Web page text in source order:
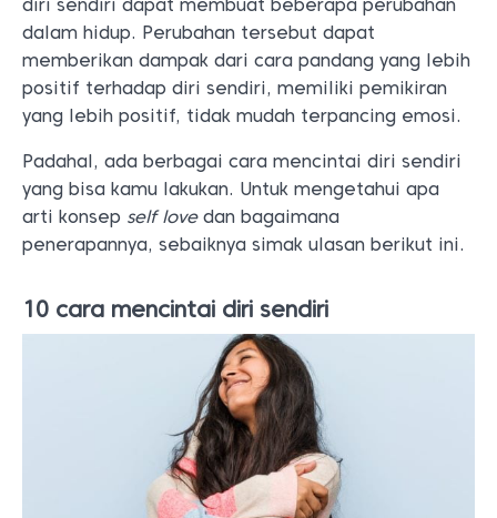
diri sendiri dapat membuat beberapa perubahan
dalam hidup. Perubahan tersebut dapat
memberikan dampak dari cara pandang yang lebih
positif terhadap diri sendiri, memiliki pemikiran
yang lebih positif, tidak mudah terpancing emosi.
Padahal, ada berbagai cara mencintai diri sendiri
yang bisa kamu lakukan. Untuk mengetahui apa
arti konsep self lovedan bagaimana
penerapannya, sebaiknya simak ulasan berikut ini.
10 cara mencintai diri sendiri